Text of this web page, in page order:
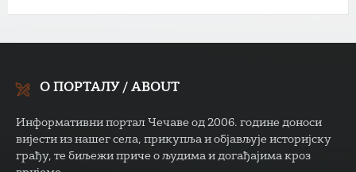
О ПОРТАЛУ / ABOUT
Информативни портал Чечаве од 2006. године доноси
вијести из нашег села, прикупља и објављује историјску
грађу, те биљежи приче о људима и догађајима кроз